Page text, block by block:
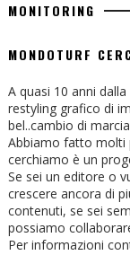
MONITORING
MONDOTURF
A quasi 10 anni
restyling grafico di
bel..cambio di
Abbiamo fatto molti
cerchiamo è un
Se sei un editore o
crescere ancora di
contenuti, se sei
possiamo
Per informazioni